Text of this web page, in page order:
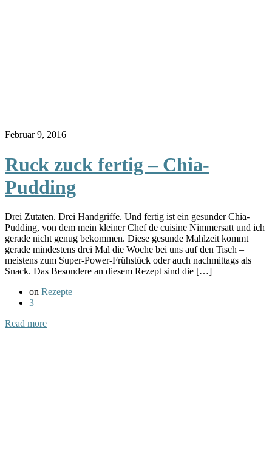
Februar 9, 2016
Ruck zuck fertig – Chia-
Pudding
Drei Zutaten. Drei Handgriffe. Und fertig ist ein gesunder Chia-
Pudding, von dem mein kleiner Chef de cuisine Nimmersatt und ich
gerade nicht genug bekommen. Diese gesunde Mahlzeit kommt
gerade mindestens drei Mal die Woche bei uns auf den Tisch –
meistens zum Super-Power-Frühstück oder auch nachmittags als
Snack. Das Besondere an diesem Rezept sind die […]
on Rezepte
3
Read more